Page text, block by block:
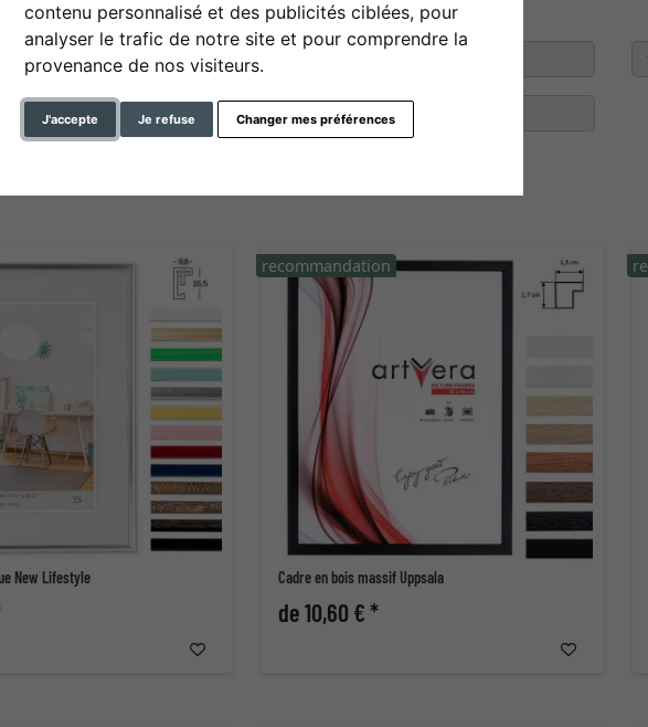
contenu personnalisé et des publicités ciblées, pour
analyser le trafic de notre site et pour comprendre la
provenance de nos visiteurs.
J'accepte Je refuse Changer mes préférences
arrière avec présentoir
New Lifestyle Cadre en bois massif Uppsala
de 10,60 € *
recommandation